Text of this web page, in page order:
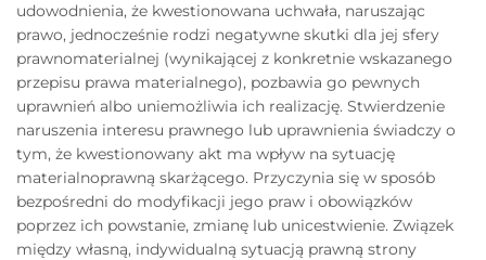
udowodnienia, że kwestionowana uchwała, naruszając
prawo, jednocześnie rodzi negatywne skutki dla jej sfery
prawnomaterialnej (wynikającej z konkretnie wskazanego
przepisu prawa materialnego), pozbawia go pewnych
uprawnień albo uniemożliwia ich realizację. Stwierdzenie
naruszenia interesu prawnego lub uprawnienia świadczy o
tym, że kwestionowany akt ma wpływ na sytuację
materialnoprawną skarżącego. Przyczynia się w sposób
bezpośredni do modyfikacji jego praw i obowiązków
poprzez ich powstanie, zmianę lub unicestwienie. Związek
między własną, indywidualną sytuacją prawną strony